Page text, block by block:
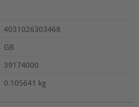
4031026303468
GB
39174000
0.105641 kg